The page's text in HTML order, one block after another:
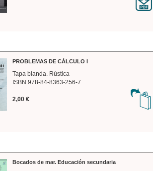
PROBLEMAS DE CÁLCULO I
Tapa blanda. Rústica
ISBN:978-84-8363-256-7
2,00 €
Bocados de mar. Educación secundaria